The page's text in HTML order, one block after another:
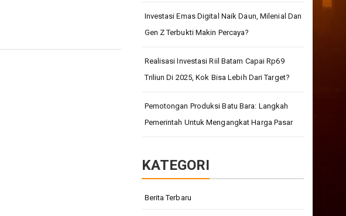
Investasi Emas Digital Naik Daun, Milenial Dan
Gen Z Terbukti Makin Percaya?
Realisasi Investasi Riil Batam Capai Rp69
Triliun Di 2025, Kok Bisa Lebih Dari Target?
Pemotongan Produksi Batu Bara: Langkah
Pemerintah Untuk Mengangkat Harga Pasar
KATEGORI
Berita Terbaru